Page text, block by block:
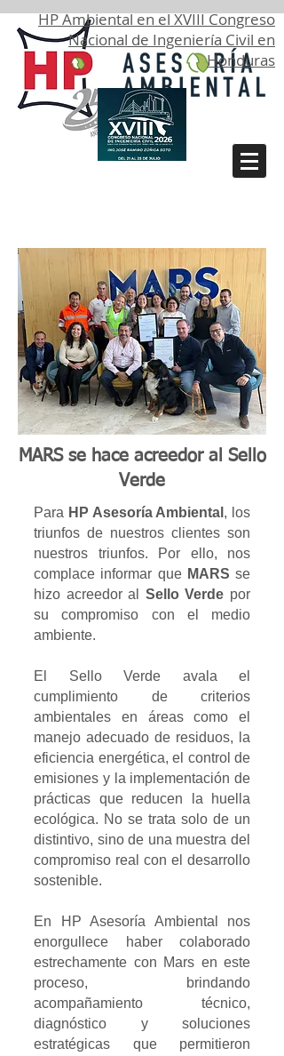
HP Ambiental en el XVIII Congreso
Nacional de Ingeniería Civil en
Honduras
MARS se hace acreedor al Sello
Verde
Para HP Asesoría Ambiental , los
triunfos de nuestros clientes son
nuestros triunfos. Por ello, nos
complace informar que MARS se
hizo acreedor al Sello Verde por
su compromiso con el medio
ambiente.
El Sello Verde avala el
cumplimiento de criterios
ambientales en áreas como el
manejo adecuado de residuos, la
eficiencia energética, el control de
emisiones y la implementación de
prácticas que reducen la huella
ecológica. No se trata solo de un
distintivo, sino de una muestra del
compromiso real con el desarrollo
sostenible.
En HP Asesoría Ambiental nos
enorgullece haber colaborado
estrechamente con Mars en este
proceso, brindando
acompañamiento técnico,
diagnóstico y soluciones
estratégicas que permitieron